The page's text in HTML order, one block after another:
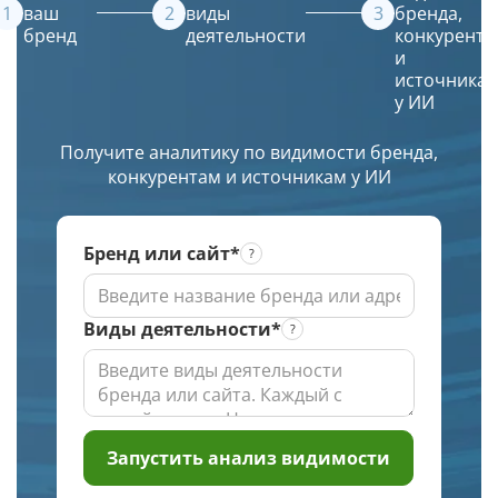
ТОПе
с
глубине
проверки
(ИИ)
создаст
ваш
бренд
виды
деятельности
бренда,
и
у ИИ
Получите аналитику по видимости бренда,
конкурентам и источникам у ИИ
Бренд или сайт*
Виды деятельности*
Запустить анализ видимости